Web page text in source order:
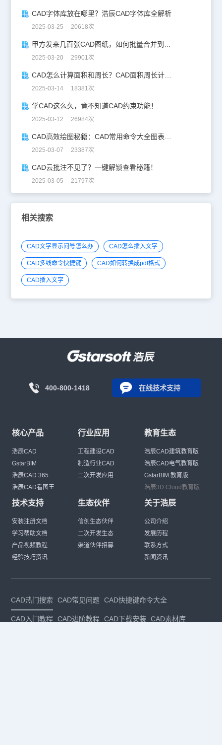
CAD字体库放在哪里？浩辰CAD字体库全解析
2025-03-25 20618次
2025-03-20 29901次
CAD怎么计算面积和周长？CAD面积周长计算全攻略
2025-03-14 18381次
学CAD这么久，竟不知道CAD约束功能！
2025-03-12 26984次
2025-03-07 23387次
CAD云批注不见了？一键解锁查看秘籍！
2025-03-05 21797次
相关搜索
CAD文字显示问号怎么办 CAD怎么插入文字
CAD多线命令快捷键 CAD如何转换成pdf格式
CAD插入文字
400-800-1418 在线技术支持
核心产品
浩辰CAD
GstarBIM
浩辰CAD 365
浩辰CAD看图王
行业应用
工程建设CAD
制造行业CAD
二次开发应用
教育生态
浩辰CAD建筑教育版
浩辰CAD电气教育版
GstarBIM 教育版
浩辰3D Cloud教育版
技术支持
安装注册文档
学习帮助文档
产品视频教程
经验技巧资讯
生态伙伴
信创生态伙伴
二次开发生态
渠道伙伴招募
关于浩辰
公司介绍
发展历程
联系方式
新闻资讯
CAD热门搜索 CAD常见问题 CAD快捷键命令大全
CAD入门教程 CAD进阶教程 CAD下载安装 CAD素材库